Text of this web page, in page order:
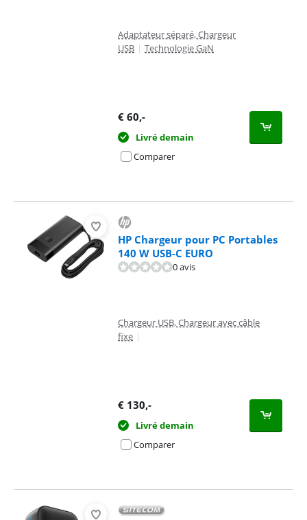
Adaptateur séparé, Chargeur
USB | Technologie GaN
€ 60,-
Livré demain
Comparer
HP Chargeur pour PC Portables
140 W USB-C EURO
0 avis
Chargeur USB, Chargeur avec câble
fixe |
€ 130,-
Livré demain
Comparer